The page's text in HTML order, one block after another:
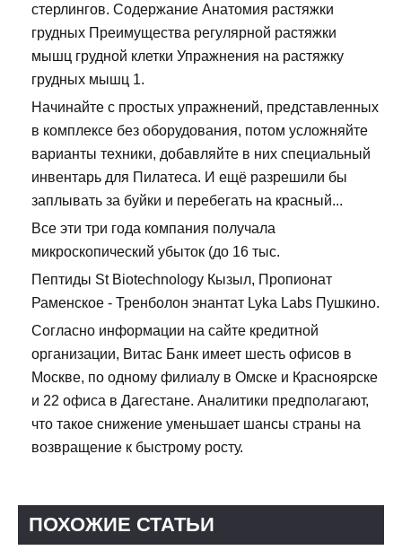
стерлингов. Содержание Анатомия растяжки
грудных Преимущества регулярной растяжки
мышц грудной клетки Упражнения на растяжку
грудных мышц 1.
Начинайте с простых упражнений, представленных
в комплексе без оборудования, потом усложняйте
варианты техники, добавляйте в них специальный
инвентарь для Пилатеса. И ещё разрешили бы
заплывать за буйки и перебегать на красный...
Все эти три года компания получала
микроскопический убыток (до 16 тыс.
Пептиды St Biotechnology Кызыл, Пропионат
Раменское - Тренболон энантат Lyka Labs Пушкино.
Согласно информации на сайте кредитной
организации, Витас Банк имеет шесть офисов в
Москве, по одному филиалу в Омске и Красноярске
и 22 офиса в Дагестане. Аналитики предполагают,
что такое снижение уменьшает шансы страны на
возвращение к быстрому росту.
ПОХОЖИЕ СТАТЬИ